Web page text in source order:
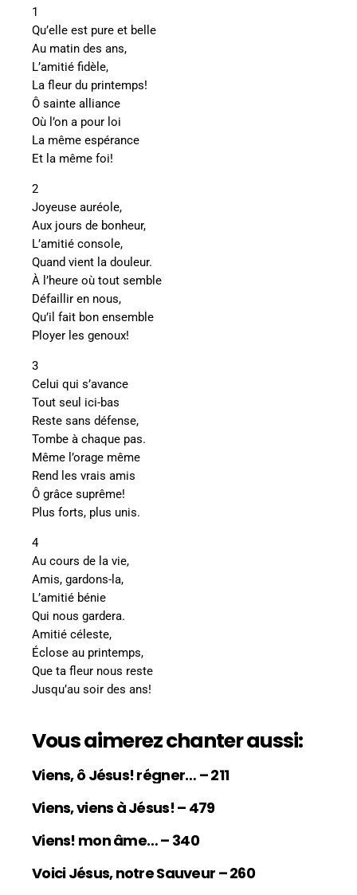
1
Qu’elle est pure et belle
Au matin des ans,
L’amitié fidèle,
La fleur du printemps!
Ô sainte alliance
Où l’on a pour loi
La même espérance
Et la même foi!
2
Joyeuse auréole,
Aux jours de bonheur,
L’amitié console,
Quand vient la douleur.
À l’heure où tout semble
Défaillir en nous,
Qu’il fait bon ensemble
Ployer les genoux!
3
Celui qui s’avance
Tout seul ici-bas
Reste sans défense,
Tombe à chaque pas.
Même l’orage même
Rend les vrais amis
Ô grâce suprême!
Plus forts, plus unis.
4
Au cours de la vie,
Amis, gardons-la,
L’amitié bénie
Qui nous gardera.
Amitié céleste,
Éclose au printemps,
Que ta fleur nous reste
Jusqu’au soir des ans!
Vous aimerez chanter aussi:
Viens, ô Jésus! régner… – 211
Viens, viens à Jésus! – 479
Viens! mon âme… – 340
Voici Jésus, notre Sauveur – 260